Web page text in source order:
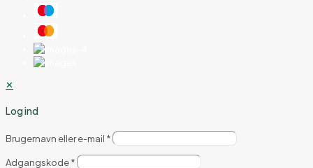
✕
Log ind
Brugernavn eller e-mail *
Adgangskode*